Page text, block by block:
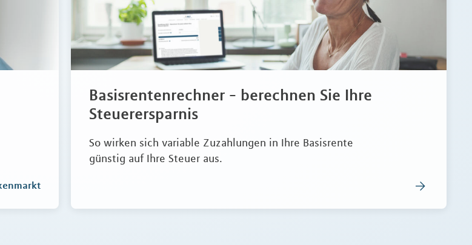
Basisrentenrechner - berechnen Sie Ihre
Steuerersparnis
So wirken sich variable Zuzahlungen in Ihre Basisrente
günstig auf Ihre Steuer aus.